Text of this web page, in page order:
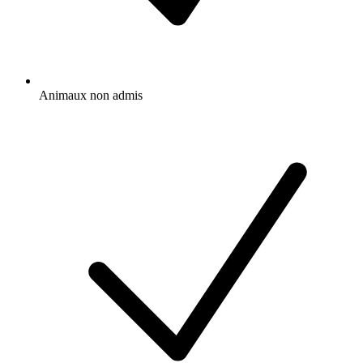
Animaux non admis